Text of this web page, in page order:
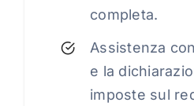
completa.
Assistenza
e la
imposte sul